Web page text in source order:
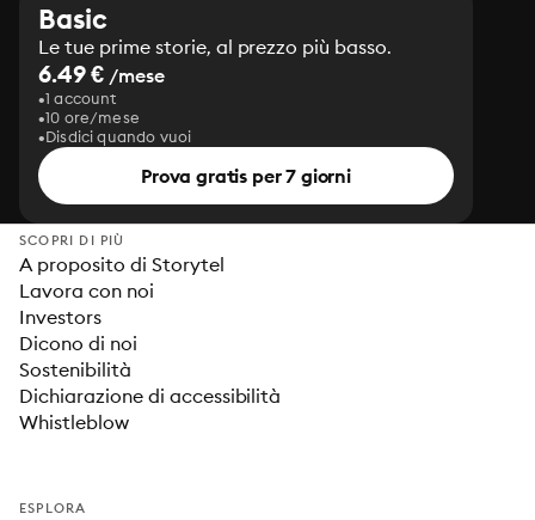
Basic
Le tue prime storie, al prezzo più basso.
6.49 € /mese
1 account
10 ore/mese
Disdici quando vuoi
Prova gratis per 7 giorni
SCOPRI DI PIÙ
A proposito di Storytel
Lavora con noi
Investors
Dicono di noi
Sostenibilità
Dichiarazione di accessibilità
Whistleblow
ESPLORA